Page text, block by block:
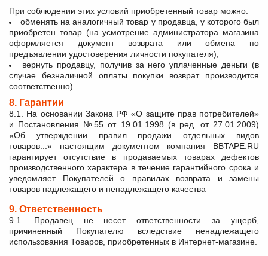
При соблюдении этих условий приобретенный товар можно:
обменять на аналогичный товар у продавца, у которого был
приобретен товар (на усмотрение администратора магазина
оформляется документ возврата или обмена по
предъявлении удостоверения личности покупателя);
вернуть продавцу, получив за него уплаченные деньги (в
случае безналичной оплаты покупки возврат производится
соответственно).
8. Гарантии
8.1. На основании Закона РФ «О защите прав потребителей»
и Постановления №55 от 19.01.1998 (в ред. от 27.01.2009)
«Об утверждении правил продажи отдельных видов
товаров...» настоящим документом компания BBTAPE.RU
гарантирует отсутствие в продаваемых товарах дефектов
производственного характера в течение гарантийного срока и
уведомляет Покупателей о правилах возврата и замены
товаров надлежащего и ненадлежащего качества
9. Ответственность
9.1. Продавец не несет ответственности за ущерб,
причиненный Покупателю вследствие ненадлежащего
использования Товаров, приобретенных в Интернет-магазине.